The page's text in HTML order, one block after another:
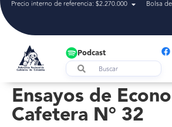
Precio interno de referencia: $2.270.000 Bolsa
Podcast
Ensayos de
Cafetera N° 32